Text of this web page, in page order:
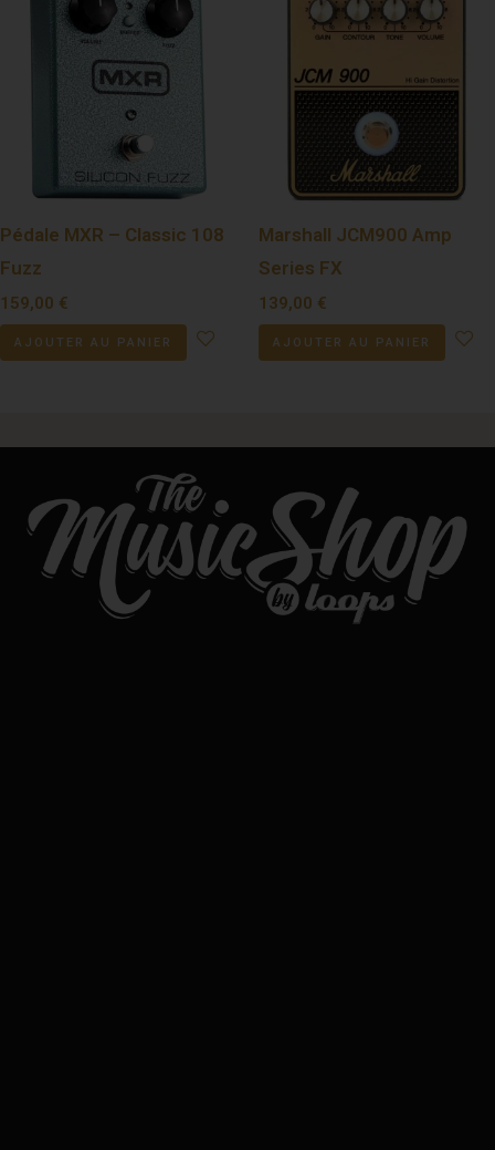
Pédale MXR – Classic 108
Fuzz
159,00 €
AJOUTER AU PANIER
Marshall JCM900 Amp
Series FX
139,00 €
AJOUTER AU PANIER